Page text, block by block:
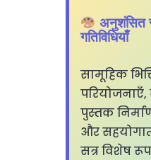
अनुशंसित
गतिविधियाँ
सामूहिक
पुस्तक
और
सत्र विशेष